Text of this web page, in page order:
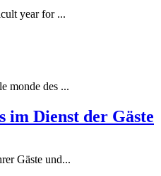
year for ...
monde des ...
Dienst der Gäste
Gäste und...